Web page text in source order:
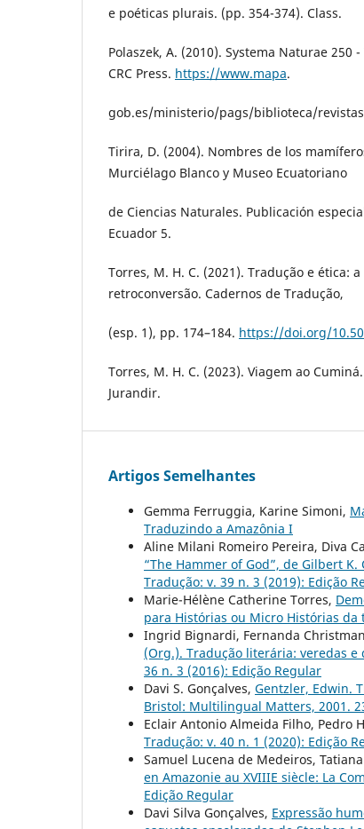
e poéticas plurais. (pp. 354-374). Class.
Polaszek, A. (2010). Systema Naturae 250
CRC Press. https://www.mapa.
gob.es/ministerio/pags/biblioteca/revistas/
Tirira, D. (2004). Nombres de los
Murciélago Blanco y Museo Ecuatoriano
de Ciencias Naturales. Publicación
Ecuador 5.
Torres, M. H. C. (2021). Tradução e ética:
retroconversão. Cadernos de Tradução,
(esp. 1), pp. 174–184. https://doi.org/
Torres, M. H. C. (2023). Viagem ao
Jurandir.
Artigos Semelhantes
Gemma Ferruggia, Karine Simoni,
Traduzindo a Amazônia I
Aline Milani Romeiro Pereira, Diva
“The Hammer of God”, de Gilbert
Tradução: v. 39 n. 3 (2019): Edição
Marie-Hélène Catherine Torres,
para Histórias ou Micro Histórias da
Ingrid Bignardi, Fernanda
(Org.). Tradução literária: veredas e
36 n. 3 (2016): Edição Regular
Davi S. Gonçalves, Gentzler, Edwin.
Bristol: Multilingual Matters, 2001.
Eclair Antonio Almeida Filho, Pedro
Tradução: v. 40 n. 1 (2020): Edição
Samuel Lucena de Medeiros,
en Amazonie au XVIIIE siècle: La
Edição Regular
Davi Silva Gonçalves, Expressão